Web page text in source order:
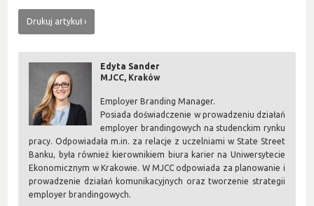
Drukuj artykuł
Edyta Sander
MJCC, Kraków
Employer Branding Manager.
Posiada doświadczenie w prowadzeniu działań
employer brandingowych na studenckim rynku
pracy. Odpowiadała m.in. za relacje z uczelniami w State Street
Banku, była również kierownikiem biura karier na Uniwersytecie
Ekonomicznym w Krakowie. W MJCC odpowiada za planowanie i
prowadzenie działań komunikacyjnych oraz tworzenie strategii
employer brandingowych.